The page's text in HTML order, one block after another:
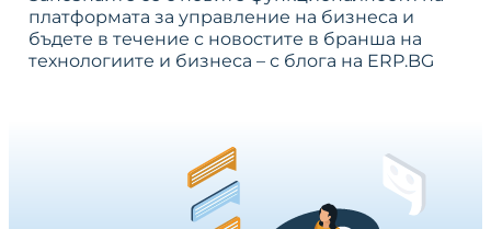
платформата за управление на бизнеса и
бъдете в течение с новостите в бранша на
технологиите и бизнеса – с блога на ERP.BG